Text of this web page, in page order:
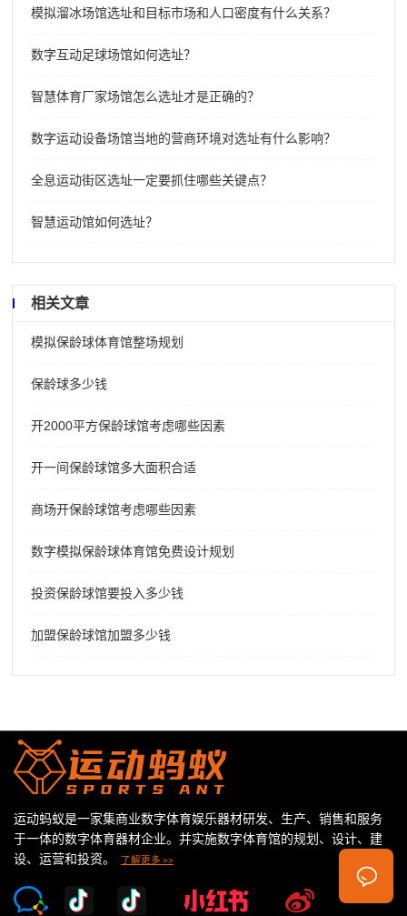
模拟溜冰场馆选址和目标市场和人口密度有什么关系？
数字互动足球场馆如何选址？
智慧体育厂家场馆怎么选址才是正确的？
数字运动设备场馆当地的营商环境对选址有什么影响？
全息运动街区选址一定要抓住哪些关键点？
智慧运动馆如何选址？
相关文章
模拟保龄球体育馆整场规划
保龄球多少钱
开2000平方保龄球馆考虑哪些因素
开一间保龄球馆多大面积合适
商场开保龄球馆考虑哪些因素
数字模拟保龄球体育馆免费设计规划
投资保龄球馆要投入多少钱
加盟保龄球馆加盟多少钱
运动蚂蚁是一家集商业数字体育娱乐器材研发、生产、销售和服务
于一体的数字体育器材企业。并实施数字体育馆的规划、设计、建
设、运营和投资。
了解更多 >>